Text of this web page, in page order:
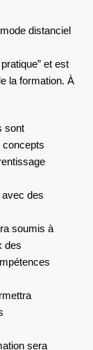
distanciel
et est
la formation. À
sont
concepts
des
soumis à
des
sera